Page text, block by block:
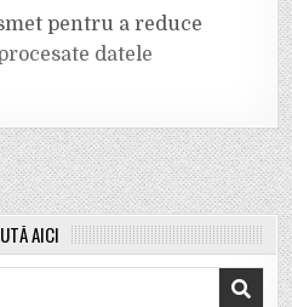
pentru a reduce
datele
AICI